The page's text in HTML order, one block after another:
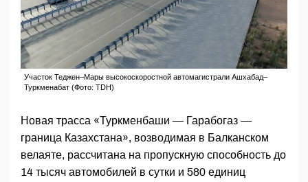
Участок Теджен–Мары высокоскоростной автомагистрали Ашхабад–
Туркменабат (Фото: TDH)
Новая трасса «Туркменбаши — Гарабогаз —
граница Казахстана», возводимая в Балканском
велаяте, рассчитана на пропускную способность до
14 тысяч автомобилей в сутки и 580 единиц